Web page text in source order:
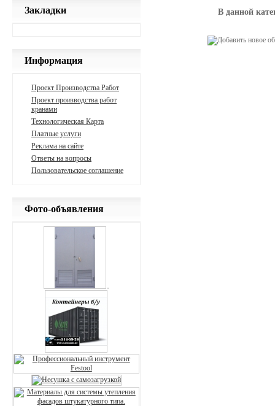
В данной
Закладки
Информация
Проект Производства Работ
Проект производства работ
кранами
Технологическая Карта
Платные услуги
Реклама на сайте
Ответы на вопросы
Пользовательское соглашение
Фото-объявления